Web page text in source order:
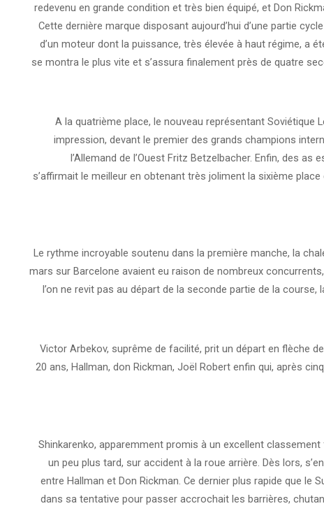
redevenu en grande condition et très bien équipé, et Don
Cette dernière marque disposant aujourd’hui d’une partie
d’un moteur dont la puissance, très élevée à haut régime, a
se montra le plus vite et s’assura finalement près de quatre
A la quatrième place, le nouveau représentant Soviétique
impression, devant le premier des grands champions
l’Allemand de l’Ouest Fritz Betzelbacher. Enfin, des as
s’affirmait le meilleur en obtenant très joliment la sixième
Le rythme incroyable soutenu dans la première manche, la
mars sur Barcelone avaient eu raison de nombreux
l’on ne revit pas au départ de la seconde partie de la course,
Victor Arbekov, suprême de facilité, prit un départ en flèche
20 ans, Hallman, don Rickman, Joël Robert enfin qui, après
Shinkarenko, apparemment promis à un excellent
un peu plus tard, sur accident à la roue arrière. Dès lors,
entre Hallman et Don Rickman. Ce dernier plus rapide que le
dans sa tentative pour passer accrochait les barrières,